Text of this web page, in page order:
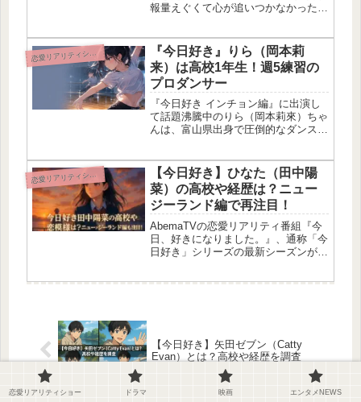
報量えぐくて心が追いつかなかったん
い・りくとが“リベンジ旅”で帰ってき
て、新メンバーとの顔合わせ...
恋
愛リアリティショー
『今日好き』りら（岡本莉
来）は高校1年生！週5練習の
プロダンサー
『今日好き インチョン編』に出演し
て話題沸騰中のりら（岡本莉來）ちゃ
んは、富山県出身で圧倒的なダンス実
り、富山県警の「交通安全スマイル大
使」にも任命された注目の高校...
恋
愛リアリティショー
【今日好き】ひなた（田中陽
菜）の高校や経歴は？ニュー
ジーランド編で再注目！
AbemaTVの恋愛リアリティ番組『今
日、好きになりました。』、通称「今
日好き」シリーズの最新シーズンがス
【今日好き】矢田ゼブン（Catty
Evan）とは？高校や経歴を調査
恋愛リアリティショー ドラマ 映画 エンタメNEWS